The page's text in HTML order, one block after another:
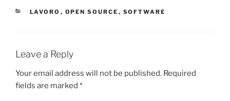
CATEGORIES
LAVORO , OPEN SOURCE , SOFTWARE
Leave a Reply
Your email address will not be published. Required
fields are marked *